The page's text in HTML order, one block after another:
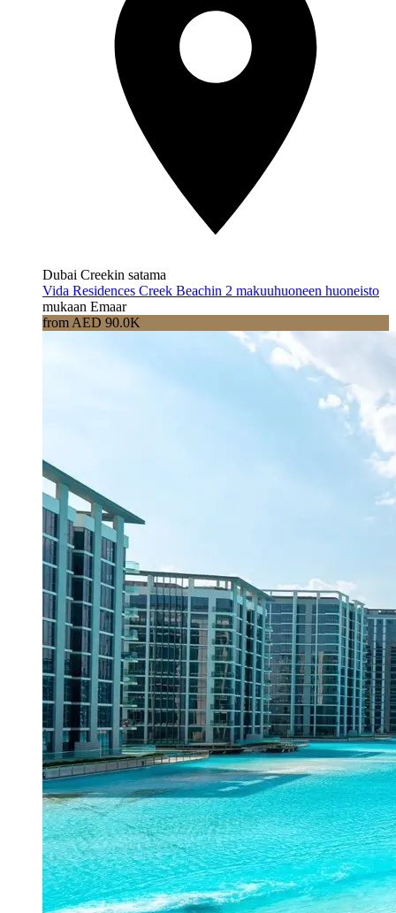
Dubai Creekin satama
Vida Residences Creek Beachin 2 makuuhuoneen huoneisto
mukaan Emaar
from AED 90.0K